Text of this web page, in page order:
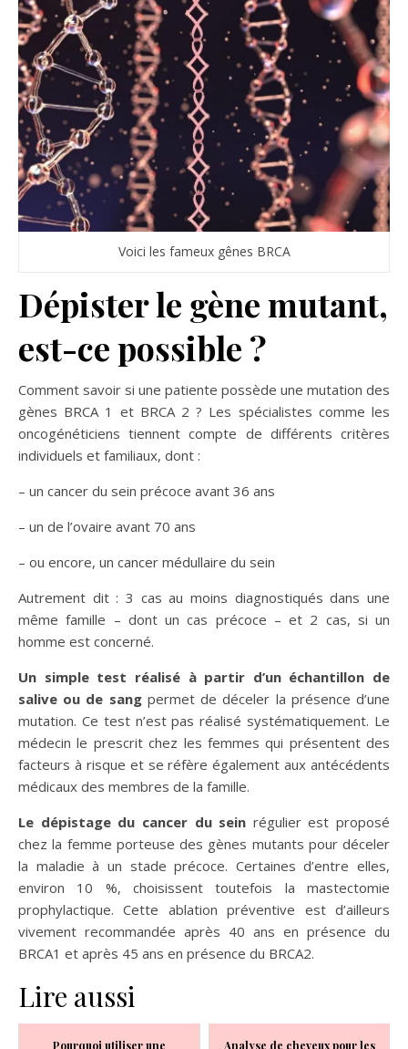
Voici les fameux gênes BRCA
Dépister le gène mutant,
est-ce possible ?
Comment savoir si une patiente possède une mutation des
gènes BRCA 1 et BRCA 2 ? Les spécialistes comme les
oncogénéticiens tiennent compte de différents critères
individuels et familiaux, dont :
– un cancer du sein précoce avant 36 ans
– un de l’ovaire avant 70 ans
– ou encore, un cancer médullaire du sein
Autrement dit : 3 cas au moins diagnostiqués dans une
même famille – dont un cas précoce – et 2 cas, si un
homme est concerné.
Un simple test réalisé à partir d’un échantillon de
salive ou de sangpermet de déceler la présence d’une
mutation. Ce test n’est pas réalisé systématiquement. Le
médecin le prescrit chez les femmes qui présentent des
facteurs à risque et se réfère également aux antécédents
médicaux des membres de la famille.
Le dépistage du cancer du sein régulier est proposé
chez la femme porteuse des gènes mutants pour déceler
la maladie à un stade précoce. Certaines d’entre elles,
environ 10 %, choisissent toutefois la mastectomie
prophylactique. Cette ablation préventive est d’ailleurs
vivement recommandée après 40 ans en présence du
BRCA1 et après 45 ans en présence du BRCA2.
Lire aussi
Pourquoi utiliser une
Analyse de cheveux pour les